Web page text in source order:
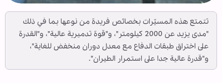
تتمتع هذه المسيّرات بخصائص فريدة من نوعها بما في ذلك
"مدى يزيد عن 2000 كيلومتر"، و"قوة تدميرية عالية"، و"القدرة
على اختراق طبقات الدفاع مع معدل دوران منخفض للغاية"،
و"قدرة عالية جدا على استمرار الطيران".